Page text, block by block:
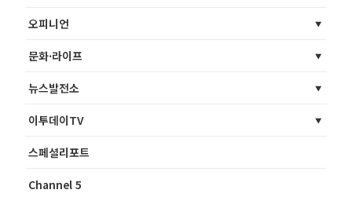
오피니언
문화·라이프
뉴스발전소
이투데이TV
스페셜리포트
Channel 5